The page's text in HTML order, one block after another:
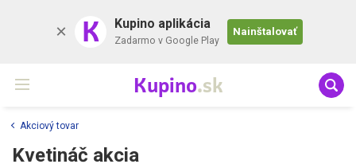
K Kupino aplikácia
Zadarmo v Google Play
Nainštalovať
Kupino.sk
Akciový tovar
Kvetináč akcia